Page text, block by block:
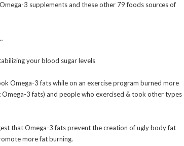
3 supplements and these other 79 foods sources of
your blood sugar levels
Omega-3 fats while on an exercise program burned more
3 fats) and people who exercised & took other types
that Omega-3 fats prevent the creation of ugly body fat
more fat burning.